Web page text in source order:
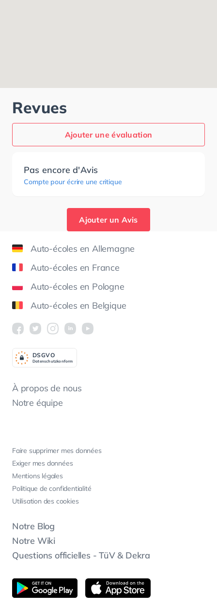
Revues
Ajouter une évaluation
Pas encore d'Avis
Compte pour écrire une critique
Ajouter un Avis
Auto-écoles en Allemagne
Auto-écoles en France
Auto-écoles en Pologne
Auto-écoles en Belgique
À propos de nous
Notre équipe
Faire supprimer mes données
Exiger mes données
Mentions légales
Politique de confidentialité
Utilisation des cookies
Notre Blog
Notre Wiki
Questions officielles - TüV & Dekra
Datenschutzkonform
DSGVO